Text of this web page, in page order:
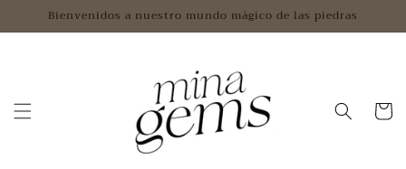
directamente
al contenido
Bienvenidos a nuestro mundo mágico de las piedras
Carrito